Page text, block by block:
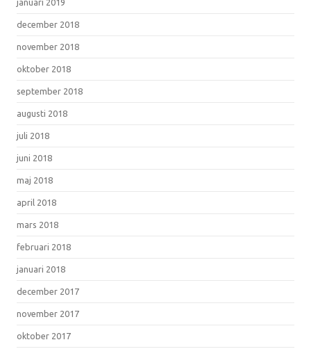
december 2018
november 2018
oktober 2018
september 2018
augusti 2018
juli 2018
juni 2018
maj 2018
april 2018
mars 2018
februari 2018
januari 2018
december 2017
november 2017
oktober 2017